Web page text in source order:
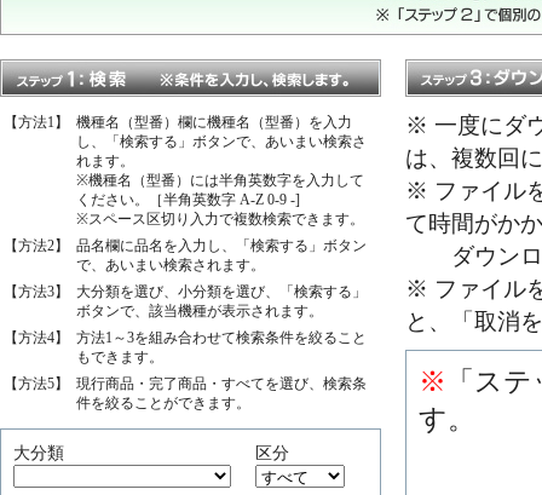
【方法1】
機種名（型番）欄に機種名（型番）を入力
し、「検索する」ボタンで、あいまい検索さ
れます。
※機種名（型番）には半角英数字を入力して
ください。［半角英数字 A-Z 0-9 -]
※スペース区切り入力で複数検索できます。
【方法2】
品名欄に品名を入力し、「検索する」ボタン
で、あいまい検索されます。
【方法3】
大分類を選び、小分類を選び、「検索する」
ボタンで、該当機種が表示されます。
【方法4】
方法1～3を組み合わせて検索条件を絞ること
もできます。
【方法5】
現行商品・完了商品・すべてを選び、検索条
件を絞ることができます。
大分類 区分
※ 一度にダ
は、複数回
※ ファイル
て時間がか
ダウンロ
※ ファイル
と、「取消
※
「ス
す。